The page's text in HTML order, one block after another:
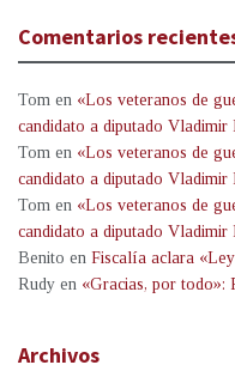
Comentarios
Tom en «Los veteranos de
candidato a diputado Vladimir
Tom en «Los veteranos de
candidato a diputado Vladimir
Tom en «Los veteranos de
candidato a diputado Vladimir
Benito en Fiscalía aclara
Rudy en «Gracias, por todo»:
Archivos